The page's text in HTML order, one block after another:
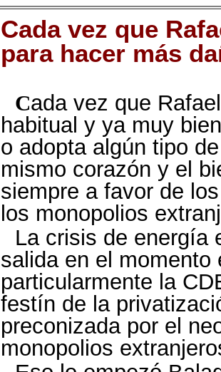
Cada vez que
para hacer más
Cada vez que
habitual y ya muy
o adopta algún tipo
mismo corazón y el
siempre a favor de
los monopolios
La crisis de energía
salida en el
particularmente la
festín de la
preconizada por el
monopolios